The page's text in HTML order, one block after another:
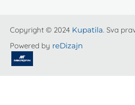
Copyright © 2024 Kupatila. Sva
Powered by reDizajn